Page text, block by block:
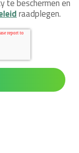
te beschermen en
raadplegen.